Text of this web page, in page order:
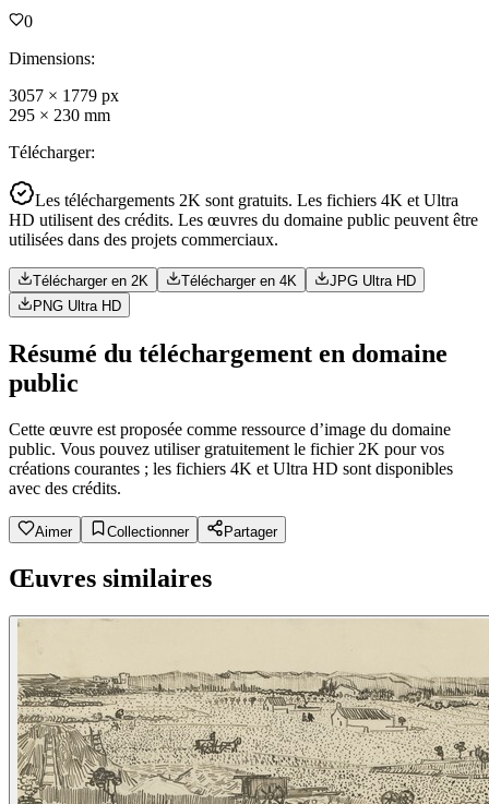
0
Dimensions:
3057 × 1779 px
295 × 230 mm
Télécharger:
Les téléchargements 2K sont gratuits. Les fichiers 4K et Ultra
HD utilisent des crédits. Les œuvres du domaine public peuvent être
utilisées dans des projets commerciaux.
Télécharger en 2K Télécharger en 4K
JPG Ultra HD
PNG Ultra HD
Résumé du téléchargement en domaine
public
Cette œuvre est proposée comme ressource d’image du domaine
public. Vous pouvez utiliser gratuitement le fichier 2K pour vos
créations courantes ; les fichiers 4K et Ultra HD sont disponibles
avec des crédits.
Aimer Collectionner Partager
Œuvres similaires